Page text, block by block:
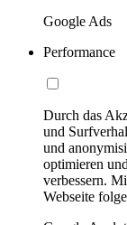
Google Ads
Performance
Durch das
und
und
optimieren
verbessern.
Webseite